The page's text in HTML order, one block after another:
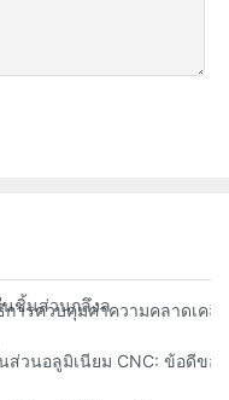
ชิ้นส่วนกลึงละเอียด: การออ
การควบคุมค่าความคลาดเคลื่
รับตลาดเฉพาะกลุ่ม
ส่วนอลูมิเนียม CNC: ข้อดีขอ